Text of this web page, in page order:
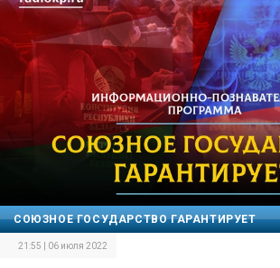
СОЮЗНОЕ ГОСУДАРСТВО ГАРАНТИРУЕТ
21:55 | 06 июля 2022